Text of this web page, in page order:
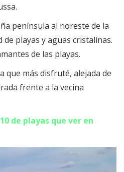
península al noreste de la
de playas y aguas cristalinas.
de las playas.
que más disfruté, alejada de
frente a la vecina
de playas que ver en